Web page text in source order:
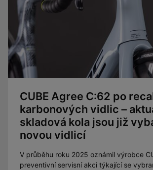
CUBE Agree C:62 po
karbonových vidlic –
skladová kola jsou již
novou vidlicí
V průběhu roku 2025 oznámil výrobce
preventivní servisní akci týkající se